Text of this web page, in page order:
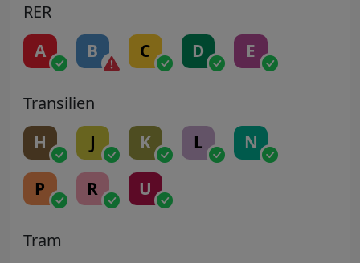
RER
A B C D E
Transilien
H J K L N
P R U
Tram